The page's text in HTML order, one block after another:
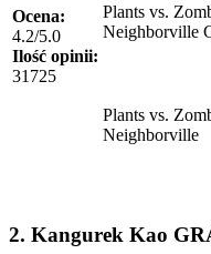
Ocena:
4.2/5.0
Ilość opinii:
31725
Plants vs.
Neighborville
Plants vs.
Neighborville
2. Kangurek Kao